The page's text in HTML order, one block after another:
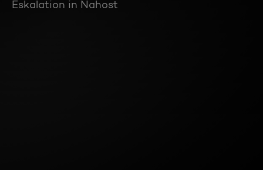
Eskalation in Nahost